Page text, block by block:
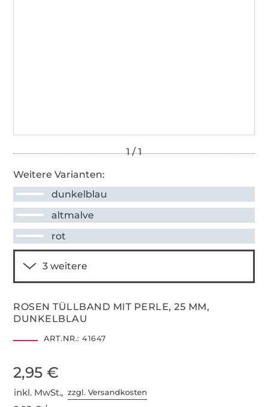
Weitere Varianten:
dunkelblau
altmalve
rot
ROSEN TÜLLBAND MIT PERLE, 25 MM,
DUNKELBLAU
ART.NR.: 41647
2,95 €
inkl. MwSt.,zzgl. Versandkosten